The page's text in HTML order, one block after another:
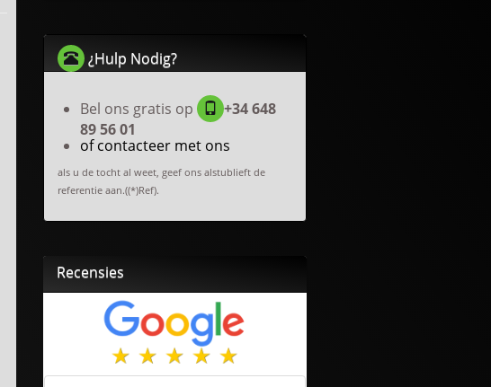
¿Hulp Nodig?
Bel ons gratis op
+34 648
89 56 01
of contacteer met ons
als u de tocht al weet, geef ons alstublieft de
referentie aan.((*)Ref).
Recensies